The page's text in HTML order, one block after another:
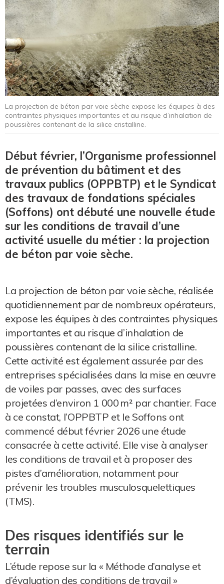
La projection de béton par voie sèche expose les équipes à des
contraintes physiques importantes et au risque d’inhalation de
poussières contenant de la silice cristalline.
Début février, l’Organisme professionnel
de prévention du bâtiment et des
travaux publics (OPPBTP) et le Syndicat
des travaux de fondations spéciales
(Soffons) ont débuté une nouvelle étude
sur les conditions de travail d’une
activité usuelle du métier : la projection
de béton par voie sèche.
La projection de béton par voie sèche, réalisée
quotidiennement par de nombreux opérateurs,
expose les équipes à des contraintes physiques
importantes et au risque d’inhalation de
poussières contenant de la silice cristalline.
Cette activité est également assurée par des
entreprises spécialisées dans la mise en œuvre
de voiles par passes, avec des surfaces
projetées d’environ 1 000 m² par chantier. Face
à ce constat, l’OPPBTP et le Soffons ont
commencé début février 2026 une étude
consacrée à cette activité. Elle vise à analyser
les conditions de travail et à proposer des
pistes d’amélioration, notamment pour
prévenir les troubles musculosquelettiques
(TMS).
Des risques identifiés sur le
terrain
L’étude repose sur la « Méthode d’analyse et
d’évaluation des conditions de travail »